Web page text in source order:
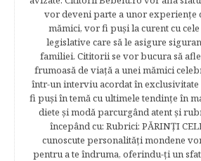
vor deveni parte a unor experienţe
mămici, vor fi puşi la curent cu
legislative care să le asigure
familiei. Cititorii se vor bucura să
frumoasă de viață a unei mămici
într-un interviu acordat în
fi puşi în temă cu ultimele tendinţe în
diete şi modă parcurgând atent şi
începând cu: Rubrici: PĂRINŢI
cunoscute personalităţi mondene
pentru a te îndruma, oferindu-ţi un